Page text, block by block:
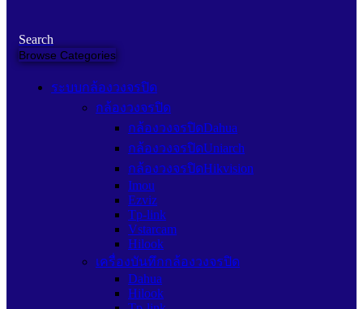
Search
Browse Categories
ระบบกล้องวงจรปิด
กล้องวงจรปิด
กล้องวงจรปิดDahua
กล้องวงจรปิดUniarch
กล้องวงจรปิดHikvision
Imou
Ezviz
Tp-link
Vstarcam
Hilook
เครื่องบันทึกกล้องวงจรปิด
Dahua
Hilook